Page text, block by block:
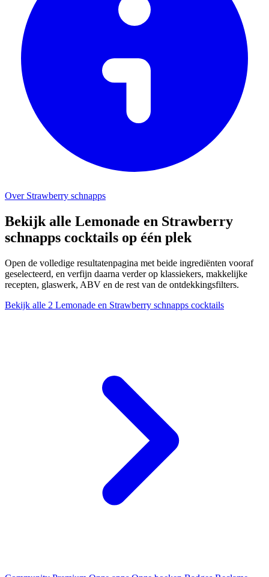
Over Strawberry schnapps
Bekijk alle Lemonade en Strawberry
schnapps cocktails op één plek
Open de volledige resultatenpagina met beide ingrediënten vooraf
geselecteerd, en verfijn daarna verder op klassiekers, makkelijke
recepten, glaswerk, ABV en de rest van de ontdekkingsfilters.
Bekijk alle 2 Lemonade en Strawberry schnapps cocktails